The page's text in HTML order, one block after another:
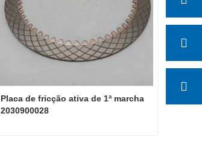
Placa de fricção ativa de 1ª marcha
2030900028